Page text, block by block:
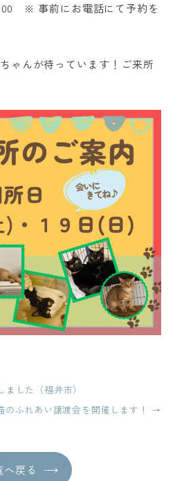
00 ※ 事前にお電話にて予約を
ゃんが待っています！ご来所
ました（福井市）
のふれあい譲渡会を開催します！
→
へ戻る